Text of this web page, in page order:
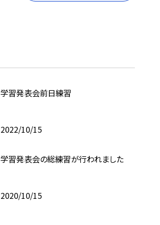
学習発表会前日練習
2022/10/15
学習発表会の総練習が行われました
2020/10/15